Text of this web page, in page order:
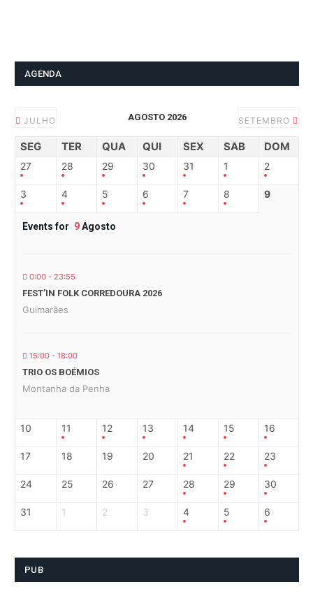
AGENDA
JULHO AGOSTO 2026 SETEMBRO
SEG TER QUA QUI SEX SAB DOM
27 28 29 30 31 1 2
3 4 5 6 7 8 9
Events for 9Agosto
0:00 - 23:55
FEST’IN FOLK CORREDOURA 2026
Guimarães
15:00 - 18:00
TRIO OS BOÉMIOS
Montanha da Penha
10 11 12 13 14 15 16
17 18 19 20 21 22 23
24 25 26 27 28 29 30
31 1 2 3 4 5 6
PUB